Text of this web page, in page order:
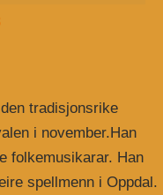
tradisjonsrike
i november.Han
folkemusikarar. Han
spellmenn i Oppdal.